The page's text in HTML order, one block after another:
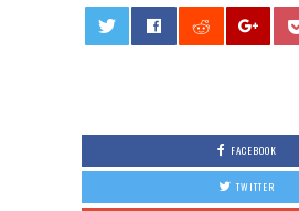
FACEBOOK
TWITTER